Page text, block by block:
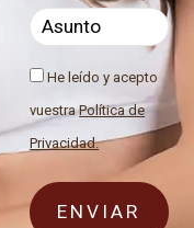
He leído y acepto
vuestraPolítica de
Privacidad.